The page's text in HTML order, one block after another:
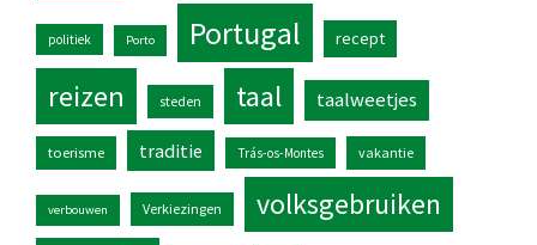
politiek Porto Portugal recept
reizen steden taal taalweetjes
toerisme traditie Trás-os-Montes vakantie
verbouwen Verkiezingen volksgebruiken